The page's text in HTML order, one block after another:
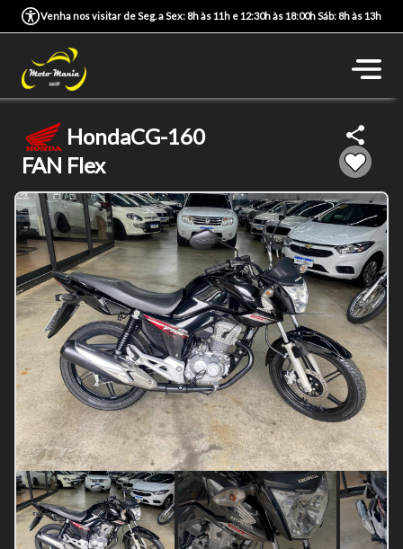
Venha nos visitar de Seg. a Sex: 8h às 11h e 12:30h às 18:00h Sáb: 8h às 13h
HondaCG-160
FAN Flex